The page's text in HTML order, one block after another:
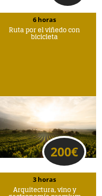
6 horas
Ruta por el viñedo con
bicicleta
200€
3 horas
Arquitectura, vino y